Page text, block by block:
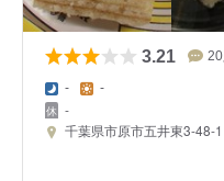
3.21 20
- -
-
千葉県市原市五井東3-48-1